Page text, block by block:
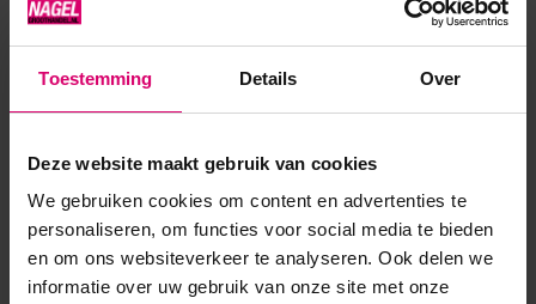
Toestemming Details Over
Deze website maakt gebruik van cookies
We gebruiken cookies om content en advertenties te
personaliseren, om functies voor social media te bieden
en om ons websiteverkeer te analyseren. Ook delen we
informatie over uw gebruik van onze site met onze
& 7Free* Verkrijgbaar in 150+ fashionkleurenIngrediënten* 7
Free: vrij van Parabenen, Formaldehyde, Toluen...
Toon meer
Product specificaties
EAN 639370922218